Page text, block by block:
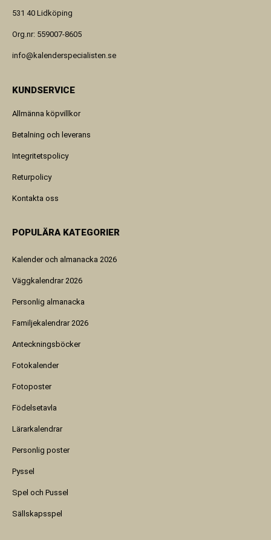
531 40 Lidköping
Org.nr: 559007-8605
info@kalenderspecialisten.se
KUNDSERVICE
Allmänna köpvillkor
Betalning och leverans
Integritetspolicy
Returpolicy
Kontakta oss
POPULÄRA KATEGORIER
Kalender och almanacka 2026
Väggkalendrar 2026
Personlig almanacka
Familjekalendrar 2026
Anteckningsböcker
Fotokalender
Fotoposter
Födelsetavla
Lärarkalendrar
Personlig poster
Pyssel
Spel och Pussel
Sällskapsspel